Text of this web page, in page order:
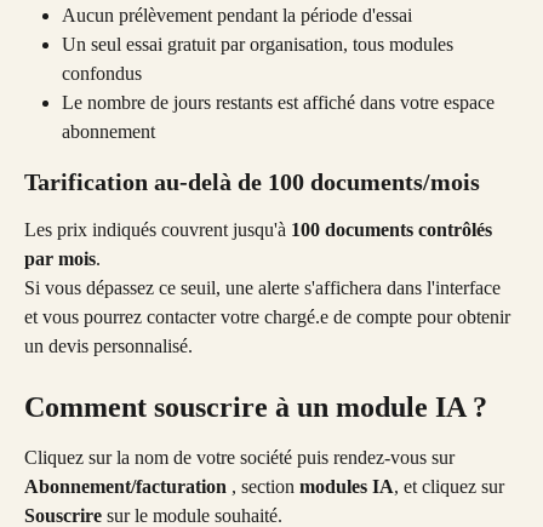
Aucun prélèvement pendant la période d'essai
Un seul essai gratuit par organisation, tous modules
confondus
Le nombre de jours restants est affiché dans votre espace
abonnement
Tarification au-delà de 100 documents/mois
Les prix indiqués couvrent jusqu'à 100 documents contrôlés
par mois.
Si vous dépassez ce seuil, une alerte s'affichera dans l'interface
et vous pourrez contacter votre chargé.e de compte pour obtenir
un devis personnalisé.
Comment souscrire à un module IA ?
Cliquez sur la nom de votre société puis rendez-vous sur
Abonnement/facturation , section modules IA, et cliquez sur
Souscrire sur le module souhaité.